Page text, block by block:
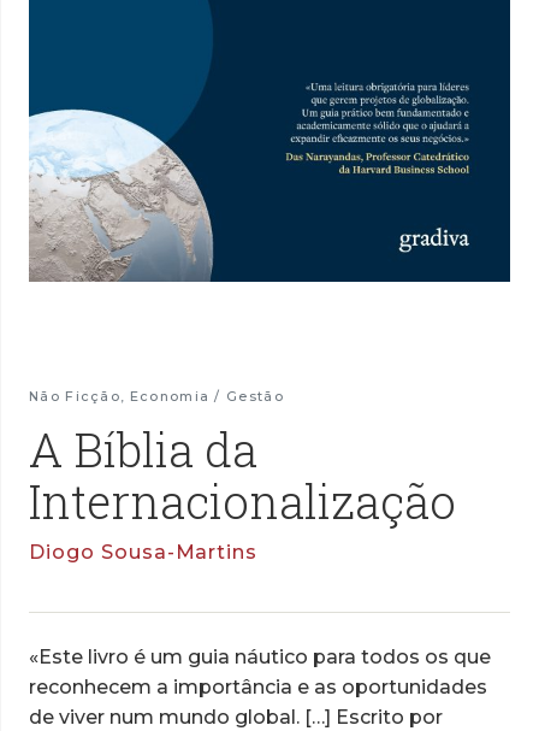
Não Ficção, Economia / Gestão
A Bíblia da
Internacionalização
Diogo Sousa-Martins
«Este livro é um guia náutico para todos os que
reconhecem a importância e as oportunidades
de viver num mundo global. […] Escrito por